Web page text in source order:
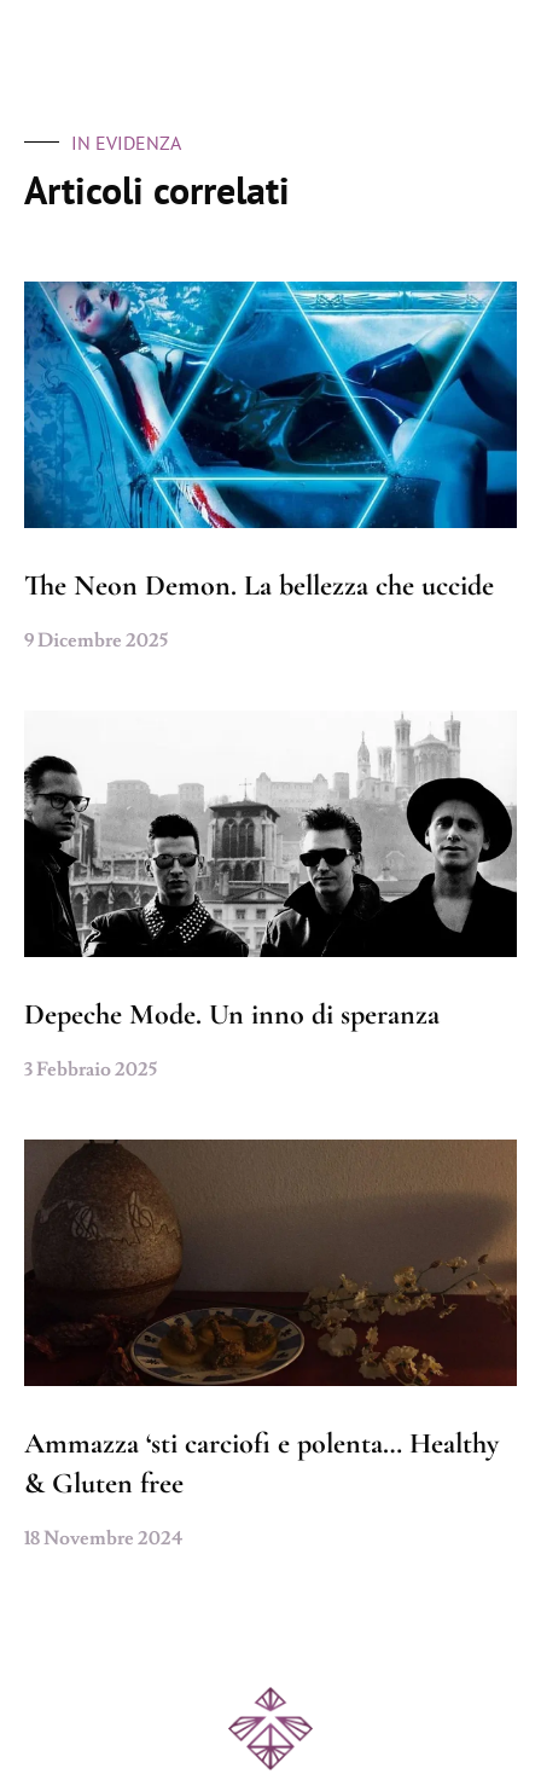
IN EVIDENZA
Articoli correlati
The Neon Demon. La bellezza che uccide
9 Dicembre 2025
Depeche Mode. Un inno di speranza
3 Febbraio 2025
Ammazza ‘sti carciofi e polenta… Healthy
& Gluten free
18 Novembre 2024